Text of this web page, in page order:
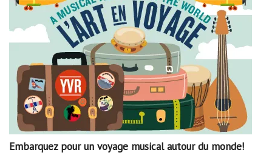
Embarquez pour un voyage musical autour du monde!